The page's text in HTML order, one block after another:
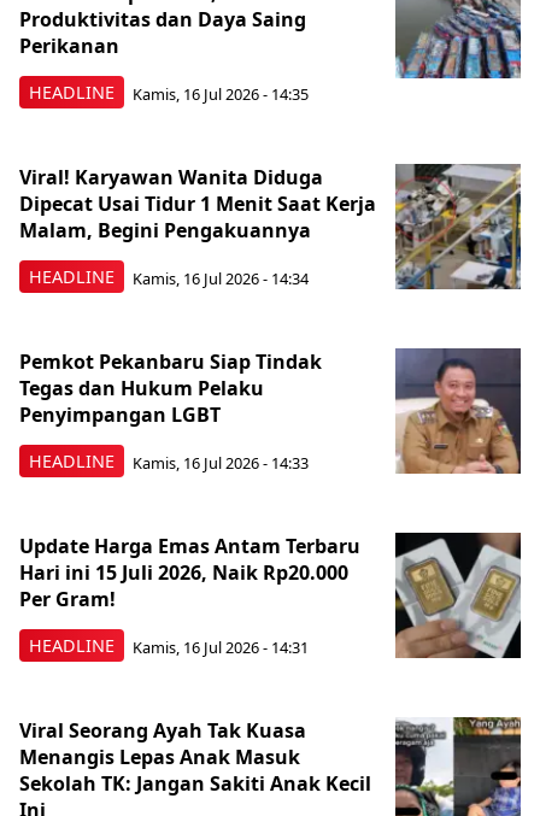
HEADLINE
Produktivitas dan Daya Saing
Perikanan
Kamis, 16 Jul 2026 - 14:35
HEADLINE
Viral! Karyawan Wanita Diduga
Dipecat Usai Tidur 1 Menit Saat Kerja
Malam, Begini Pengakuannya
Kamis, 16 Jul 2026 - 14:34
HEADLINE
Pemkot Pekanbaru Siap Tindak
Tegas dan Hukum Pelaku
Penyimpangan LGBT
Kamis, 16 Jul 2026 - 14:33
HEADLINE
Update Harga Emas Antam Terbaru
Hari ini 15 Juli 2026, Naik Rp20.000
Per Gram!
Kamis, 16 Jul 2026 - 14:31
Viral Seorang Ayah Tak Kuasa
Menangis Lepas Anak Masuk
Sekolah TK: Jangan Sakiti Anak Kecil
Ini